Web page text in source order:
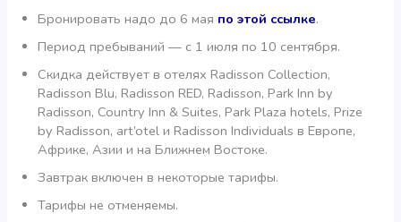
Бронировать надо до 6 мая по этой ссылке.
Период пребываний — с 1 июля по 10 сентября.
Скидка действует в отелях Radisson Collection,
Radisson Blu, Radisson RED, Radisson, Park Inn by
Radisson, Country Inn & Suites, Park Plaza hotels, Prize
by Radisson, art’otel и Radisson Individuals в Европе,
Африке, Азии и на Ближнем Востоке.
Завтрак включен в некоторые тарифы.
Тарифы не отменяемы.